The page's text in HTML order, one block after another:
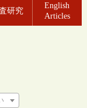
研究
English
Articles